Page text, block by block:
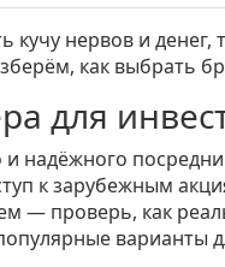
кучу нервов и
как выбрать
для
надёжного
к зарубежным
— проверь, как
варианты